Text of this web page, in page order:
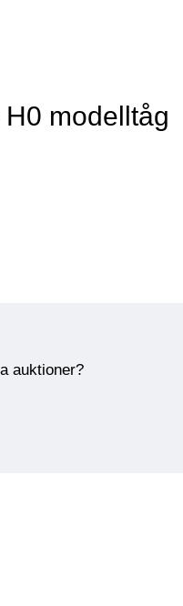
modelltåg
auktioner?